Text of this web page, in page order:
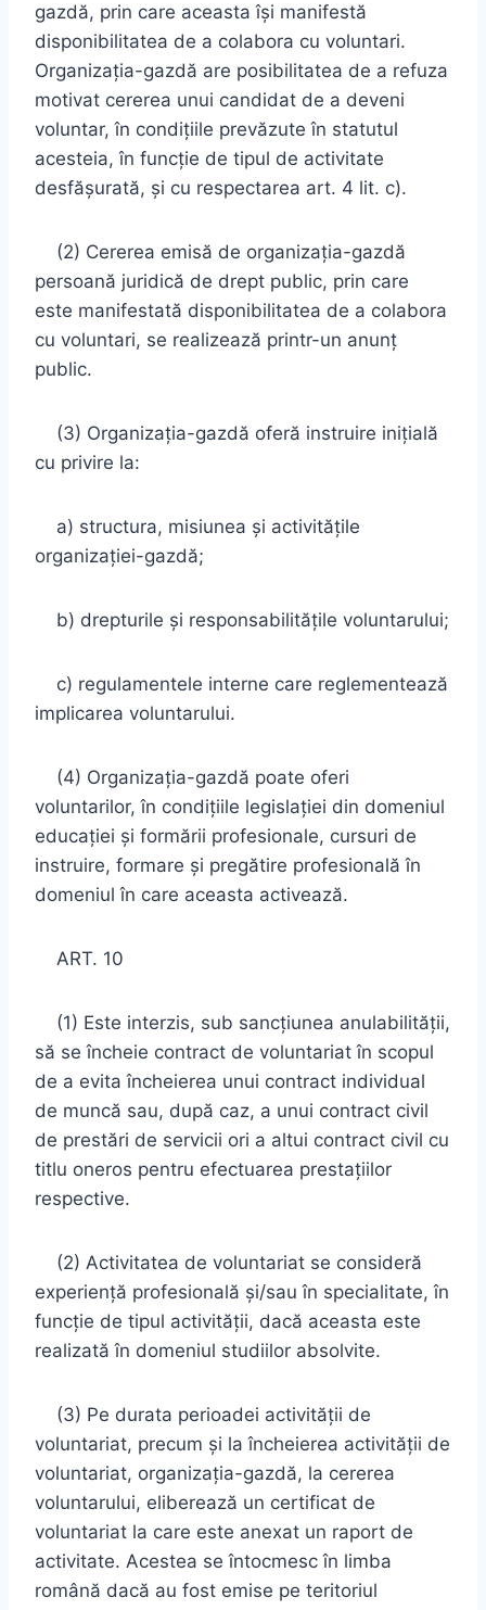
gazdă, prin care aceasta îşi manifestă
disponibilitatea de a colabora cu voluntari.
Organizaţia-gazdă are posibilitatea de a refuza
motivat cererea unui candidat de a deveni
voluntar, în condiţiile prevăzute în statutul
acesteia, în funcţie de tipul de activitate
desfăşurată, şi cu respectarea art. 4 lit. c).
(2) Cererea emisă de organizaţia-gazdă
persoană juridică de drept public, prin care
este manifestată disponibilitatea de a colabora
cu voluntari, se realizează printr-un anunţ
public.
(3) Organizaţia-gazdă oferă instruire iniţială
cu privire la:
a) structura, misiunea şi activităţile
organizaţiei-gazdă;
b) drepturile şi responsabilităţile voluntarului;
c) regulamentele interne care reglementează
implicarea voluntarului.
(4) Organizaţia-gazdă poate oferi
voluntarilor, în condiţiile legislaţiei din domeniul
educaţiei şi formării profesionale, cursuri de
instruire, formare şi pregătire profesională în
domeniul în care aceasta activează.
ART. 10
(1) Este interzis, sub sancţiunea anulabilităţii,
să se încheie contract de voluntariat în scopul
de a evita încheierea unui contract individual
de muncă sau, după caz, a unui contract civil
de prestări de servicii ori a altui contract civil cu
titlu oneros pentru efectuarea prestaţiilor
respective.
(2) Activitatea de voluntariat se consideră
experienţă profesională şi/sau în specialitate, în
funcţie de tipul activităţii, dacă aceasta este
realizată în domeniul studiilor absolvite.
(3) Pe durata perioadei activităţii de
voluntariat, precum şi la încheierea activităţii de
voluntariat, organizaţia-gazdă, la cererea
voluntarului, eliberează un certificat de
voluntariat la care este anexat un raport de
activitate. Acestea se întocmesc în limba
română dacă au fost emise pe teritoriul